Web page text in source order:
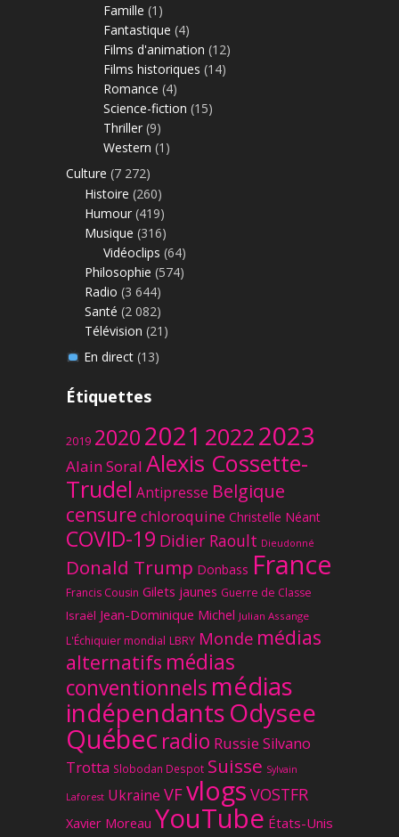
Famille (1)
Fantastique (4)
Films d'animation (12)
Films historiques (14)
Romance (4)
Science-fiction (15)
Thriller (9)
Western (1)
Culture (7 272)
Histoire (260)
Humour (419)
Musique (316)
Vidéoclips (64)
Philosophie (574)
Radio (3 644)
Santé (2 082)
Télévision (21)
En direct(13)
Étiquettes
2019 20202021 20222023
Alain Soral Alexis Cossette-
Trudel Antipresse Belgique
censure chloroquine Christelle Néant
COVID-19 Didier Raoult Dieudonné
Donald Trump Donbass France
Francis Cousin Gilets jaunes Guerre de Classe
Israël Jean-Dominique Michel Julian Assange
L'Échiquier mondial LBRY Monde médias
alternatifs médias
conventionnels médias
indépendantsOdysee
Québec radio Russie Silvano
Trotta Slobodan Despot Suisse Sylvain
Laforest Ukraine VFvlogs VOSTFR
Xavier Moreau YouTube États-Unis